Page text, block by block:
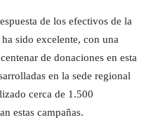
de los efectivos de la
sido excelente, con una
de donaciones en esta
en la sede regional
cerca de 1.500
estas campañas.